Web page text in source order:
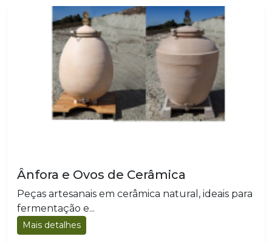
Ânfora e Ovos de Cerâmica
Peças artesanais em cerâmica natural, ideais para
fermentação e...
Mais detalhes